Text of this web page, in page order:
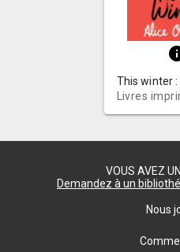
Livres
VOUS AVEZ
Demandez à un
Nous